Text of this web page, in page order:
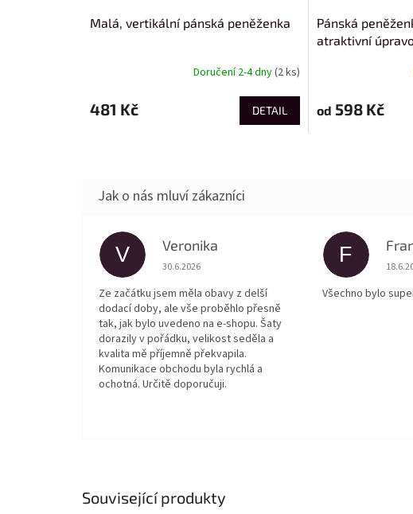
Související produkty
Malá, vertikální pánská peněženka
Doručení 2-4 dny(2 ks)
481 Kč DETAIL
Pánská
atraktivní
od 598 Kč
V Veronika
Hodnocení obchodu je 5 z 5 hvězdiček.
30.6.2026
Ze začátku jsem měla obavy z delší
dodací doby, ale vše proběhlo přesně
tak, jak bylo uvedeno na e-shopu. Šaty
dorazily v pořádku, velikost seděla a
kvalita mě příjemně překvapila.
Komunikace obchodu byla rychlá a
ochotná. Určitě doporučuji.
F
Všechno bylo